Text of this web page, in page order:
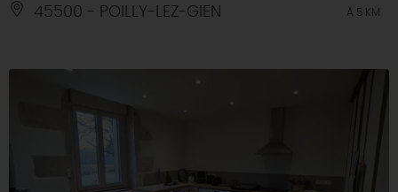
45500 - POILLY-LEZ-GIEN À 5 KM